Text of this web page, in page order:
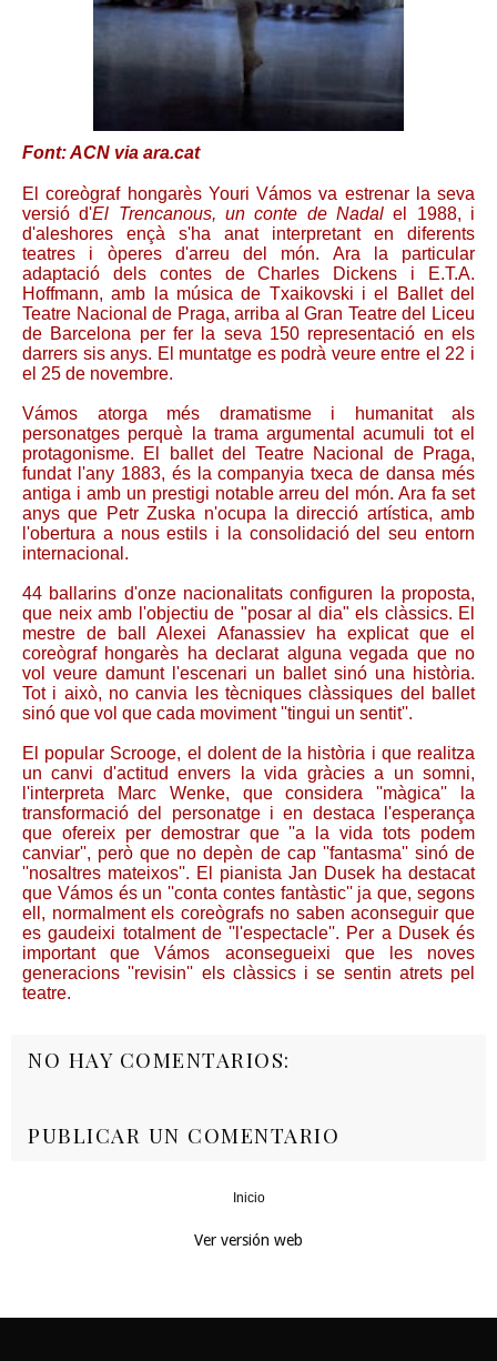
Font: ACN via ara.cat
El coreògraf hongarès Youri Vámos va estrenar la seva
versió d'El Trencanous, un conte de Nadal el 1988, i
d'aleshores ençà s'ha anat interpretant en diferents
teatres i òperes d'arreu del món. Ara la particular
adaptació dels contes de Charles Dickens i E.T.A.
Hoffmann, amb la música de Txaikovski i el Ballet del
Teatre Nacional de Praga, arriba al Gran Teatre del Liceu
de Barcelona per fer la seva 150 representació en els
darrers sis anys. El muntatge es podrà veure entre el 22 i
el 25 de novembre.
Vámos atorga més dramatisme i humanitat als
personatges perquè la trama argumental acumuli tot el
protagonisme. El ballet del Teatre Nacional de Praga,
fundat l'any 1883, és la companyia txeca de dansa més
antiga i amb un prestigi notable arreu del món. Ara fa set
anys que Petr Zuska n'ocupa la direcció artística, amb
l'obertura a nous estils i la consolidació del seu entorn
internacional.
44 ballarins d'onze nacionalitats configuren la proposta,
que neix amb l'objectiu de "posar al dia" els clàssics. El
mestre de ball Alexei Afanassiev ha explicat que el
coreògraf hongarès ha declarat alguna vegada que no
vol veure damunt l'escenari un ballet sinó una història.
Tot i això, no canvia les tècniques clàssiques del ballet
sinó que vol que cada moviment ''tingui un sentit''.
El popular Scrooge, el dolent de la història i que realitza
un canvi d'actitud envers la vida gràcies a un somni,
l'interpreta Marc Wenke, que considera ''màgica'' la
transformació del personatge i en destaca l'esperança
que ofereix per demostrar que ''a la vida tots podem
canviar'', però que no depèn de cap ''fantasma'' sinó de
''nosaltres mateixos''. El pianista Jan Dusek ha destacat
que Vámos és un ''conta contes fantàstic'' ja que, segons
ell, normalment els coreògrafs no saben aconseguir que
es gaudeixi totalment de ''l'espectacle''. Per a Dusek és
important que Vámos aconsegueixi que les noves
generacions ''revisin'' els clàssics i se sentin atrets pel
teatre.
NO HAY COMENTARIOS:
PUBLICAR UN COMENTARIO
Inicio
Ver versión web